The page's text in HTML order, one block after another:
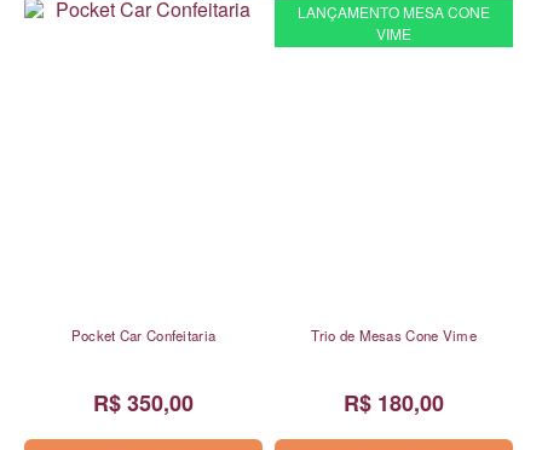
Pocket Car Confeitaria
R$ 350,00
LANÇAMENTO MESA CONE
VIME
Trio de Mesas Cone Vime
R$ 180,00